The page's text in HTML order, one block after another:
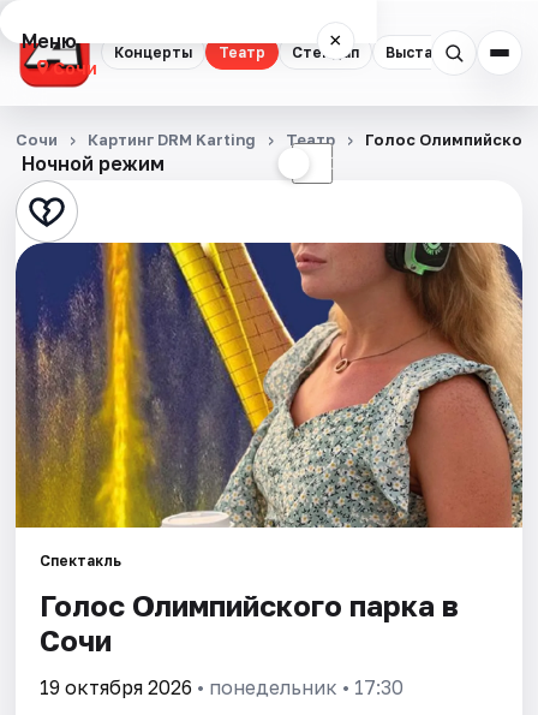
Концерты Театр Стендап Выставки
Меню ×
Сочи
Концерты
Театр
Стендап
Выставки
Квесты
Экскурсии
Спорт
События
Города
Площадки
Ночной режим ☾
Сочи Картинг DRM Karting Театр Голос
Спектакль
Голос Олимпийского парка в
Сочи
19 октября 2026 • понедельник • 17:30